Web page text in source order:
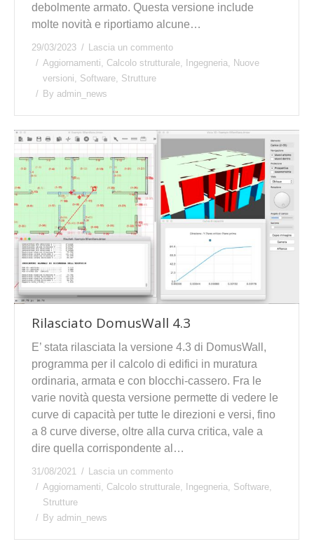
debolmente armato. Questa versione include
molte novità e riportiamo alcune…
29/03/2023
Lascia un commento
Aggiornamenti
Calcolo strutturale Ingegneria
Nuove
versioni
Software Strutture
By admin_news
Rilasciato DomusWall 4.3
E’ stata rilasciata la versione 4.3 di DomusWall,
programma per il calcolo di edifici in muratura
ordinaria, armata e con blocchi-cassero. Fra le
varie novità questa versione permette di vedere le
curve di capacità per tutte le direzioni e versi, fino
a 8 curve diverse, oltre alla curva critica, vale a
dire quella corrispondente al…
31/08/2021
Lascia un commento
Aggiornamenti
Calcolo strutturale Ingegneria Software
Strutture
By admin_news